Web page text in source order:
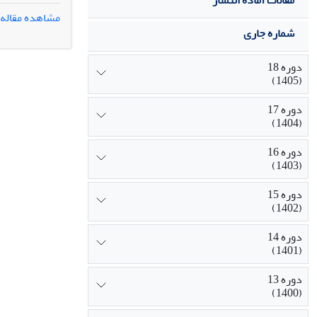
این
با ایجاد
مشاهده مقاله
شماره جاری
دوره 18
(1405)
دوره 17
(1404)
دوره 16
(1403)
دوره 15
(1402)
دوره 14
(1401)
دوره 13
(1400)